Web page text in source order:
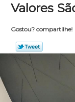
Valores
Gostou? compartilhe!